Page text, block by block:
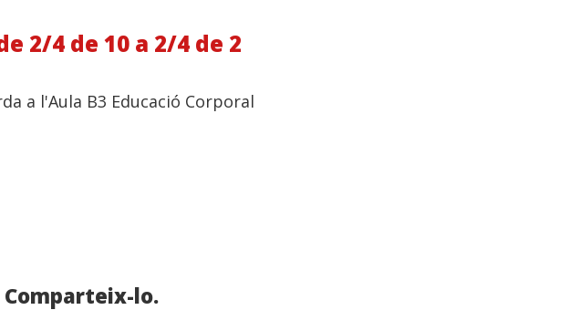
2/4 de 10 a 2/4 de 2
a l'Aula B3 Educació Corporal
lo.